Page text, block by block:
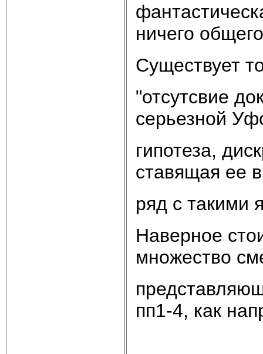
ничего
Существует
"отсутсвие
серьезной
гипотеза,
ставящая ее
ряд с такими
Наверное
множество
пп1-4, как